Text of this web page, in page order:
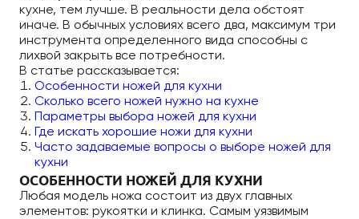
кухне, тем лучше. В реальности дела обстоят
иначе. В обычных условиях всего два, максимум три
инструмента определенного вида способны с
лихвой закрыть все потребности.
В статье рассказывается:
Особенности ножей для кухни
Сколько всего ножей нужно на кухне
Параметры выбора ножей для кухни
Где искать хорошие ножи для кухни
Часто задаваемые вопросы о выборе ножей для
кухни
ОСОБЕННОСТИ НОЖЕЙ ДЛЯ КУХНИ
Любая модель ножа состоит из двух главных
элементов: рукоятки и клинка. Самым уязвимым